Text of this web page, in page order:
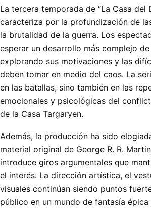
La tercera temporada de “La Casa del
caracteriza por la profundización de
la brutalidad de la guerra. Los
esperar un desarrollo más complejo
explorando sus motivaciones y las
deben tomar en medio del caos. La
en las batallas, sino también en las
emocionales y psicológicas del
de la Casa Targaryen.
Además, la producción ha sido
material original de George R. R.
introduce giros argumentales que
el interés. La dirección artística, el
visuales continúan siendo puntos
público en un mundo de fantasía